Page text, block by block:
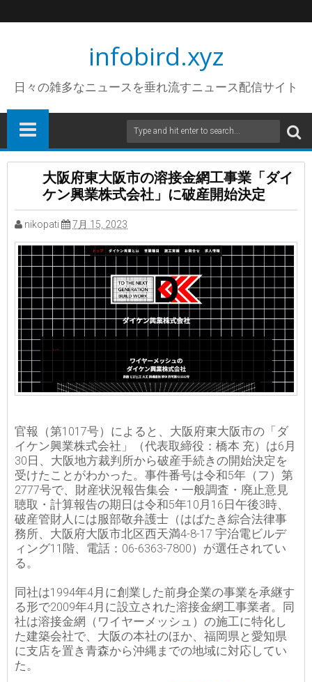
infobird.xyz
日々の雑多なニュースを垂れ流すニュース配信サイト
大阪府東大阪市の溶接金網工事業「ダイ
ケン興業株式会社」に破産開始決定
nikopati 7月 15, 2023
官報（第1017号）によると、大阪府東大阪市の「ダ
イケン興業株式会社」（代表取締役：橋本 充）は6月
30日、大阪地方裁判所から破産手続きの開始決定を
受けたことがわかった。事件番号は令和5年（フ）第
2777号で、財産状況報告集会・一般調査・廃止意見
聴取・計算報告の期日は令和5年10月16日午後3時、
破産管財人には服部敬弁護士（はばたき綜合法律事
務所、大阪府大阪市北区西天満4-8-17 宇治電ビルデ
ィング11階、電話：06-6363-7800）が選任されてい
る。
同社は1994年4月に創業した前身企業の事業を承継す
る形で2009年4月に設立された溶接金網工事業者。同
社は溶接金網（ワイヤーメッシュ）の施工に特化し
た建築会社で、大阪の本社のほか、福岡県と愛知県
に支店を置き青森から沖縄までの地域に対応してい
た。